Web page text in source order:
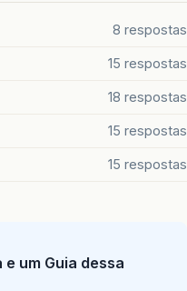
8 respostas
15 respostas
18 respostas
15 respostas
15 respostas
um Guia dessa